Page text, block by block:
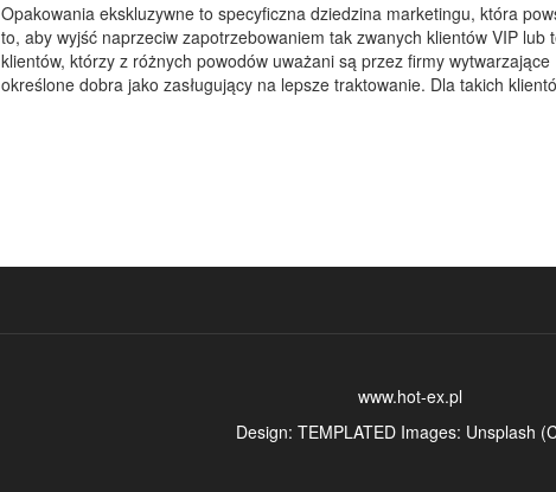
Opakowania ekskluzywne to specyficzna dziedzina marketingu, która
to, aby wyjść naprzeciw zapotrzebowaniem tak zwanych klientów VIP lub
klientów, którzy z różnych powodów uważani są przez firmy wytwarzające
określone dobra jako zasługujący na lepsze traktowanie. Dla takich
www.hot-ex.pl
Design: TEMPLATEDImages: Unsplash (